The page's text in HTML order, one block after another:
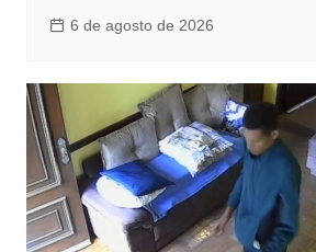
6 de agosto de 2026